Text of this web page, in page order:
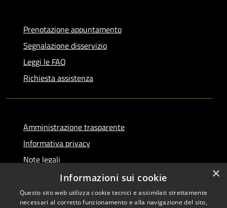
Prenotazione appuntamento
Segnalazione disservizio
Leggi le FAQ
Richiesta assistenza
Amministrazione trasparente
Informativa privacy
Note legali
Dichiarazione di accessibilità
×
Informazioni sui cookie
Questo sito web utilizza cookie tecnici e assimilati strettamente
necessari al corretto funzionamento e alla navigazione del sito,